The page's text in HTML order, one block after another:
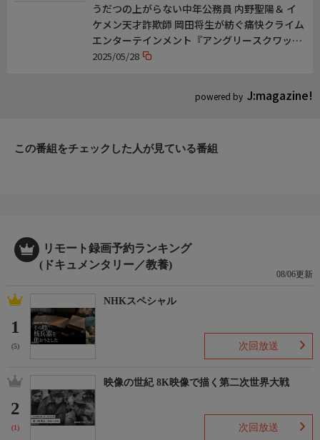
powered by J:magazine!
うだつの上がらない中年公務員 内野聖陽＆ イ
ケメン天才詐欺師 岡田将生が紡ぐ痛快クライム
エンターテインメント『アングリースクワッド
公務員と7人の詐欺師』
2025/05/28
この番組をチェックした人が見ている番組
リモート録画予約ランキング
(ドキュメンタリー／教養)
08/06更新
1
(5)
NHKスペシャル
次回放送
2
(1)
映像の世紀 8K映像で描く第二次世界大戦
次回放送